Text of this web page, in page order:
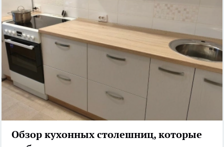
Обзор кухонных столешниц, которые